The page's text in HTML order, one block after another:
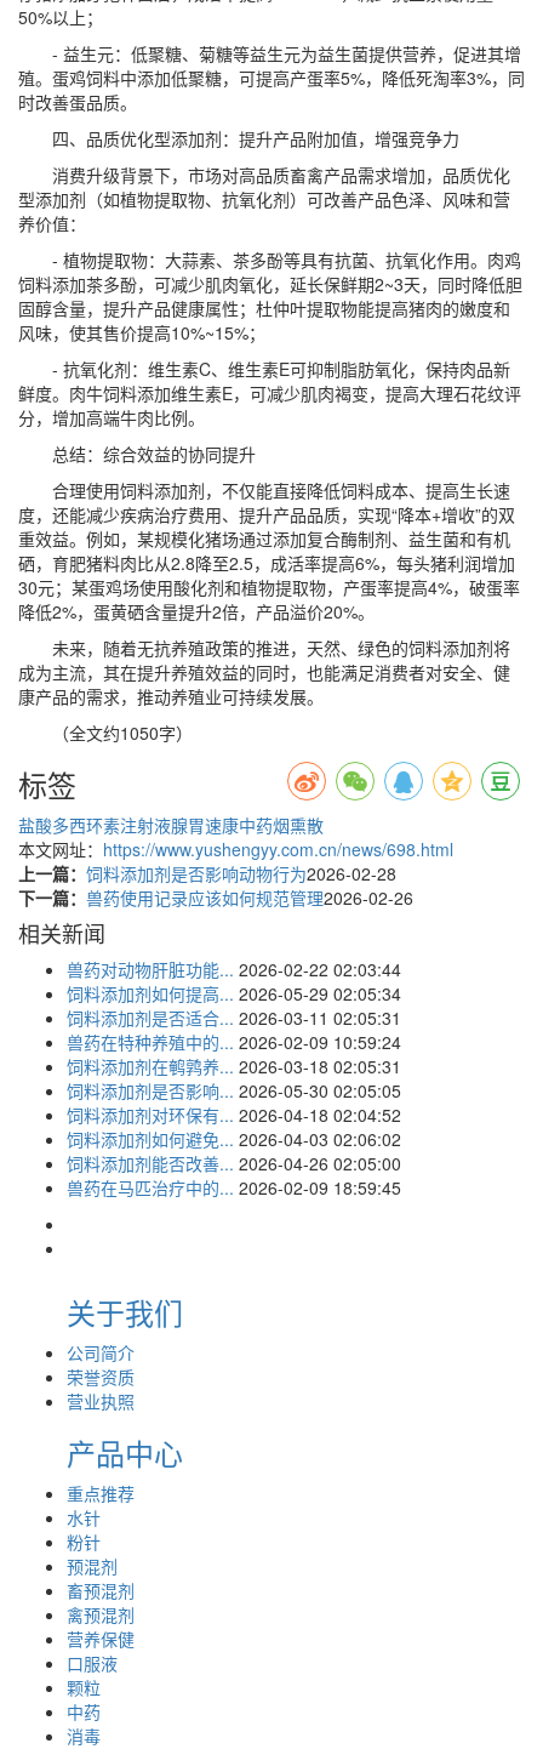
50%以上；
- 益生元：低聚糖、菊糖等益生元为益生菌提供营养，促进其增
殖。蛋鸡饲料中添加低聚糖，可提高产蛋率5%，降低死淘率3%，同
时改善蛋品质。
四、品质优化型添加剂：提升产品附加值，增强竞争力
消费升级背景下，市场对高品质畜禽产品需求增加，品质优化
型添加剂（如植物提取物、抗氧化剂）可改善产品色泽、风味和营
养价值：
- 植物提取物：大蒜素、茶多酚等具有抗菌、抗氧化作用。肉鸡
饲料添加茶多酚，可减少肌肉氧化，延长保鲜期2~3天，同时降低胆
固醇含量，提升产品健康属性；杜仲叶提取物能提高猪肉的嫩度和
风味，使其售价提高10%~15%；
- 抗氧化剂：维生素C、维生素E可抑制脂肪氧化，保持肉品新
鲜度。肉牛饲料添加维生素E，可减少肌肉褐变，提高大理石花纹评
分，增加高端牛肉比例。
总结：综合效益的协同提升
合理使用饲料添加剂，不仅能直接降低饲料成本、提高生长速
度，还能减少疾病治疗费用、提升产品品质，实现“降本+增收”的双
重效益。例如，某规模化猪场通过添加复合酶制剂、益生菌和有机
硒，育肥猪料肉比从2.8降至2.5，成活率提高6%，每头猪利润增加
30元；某蛋鸡场使用酸化剂和植物提取物，产蛋率提高4%，破蛋率
降低2%，蛋黄硒含量提升2倍，产品溢价20%。
未来，随着无抗养殖政策的推进，天然、绿色的饲料添加剂将
成为主流，其在提升养殖效益的同时，也能满足消费者对安全、健
康产品的需求，推动养殖业可持续发展。
（全文约1050字）
标签
盐酸多西环素注射液腺胃速康中药烟熏散
本文网址： https://www.yushengyy.com.cn/news/698.html
上一篇： 饲料添加剂是否影响动物行为2026-02-28
下一篇： 兽药使用记录应该如何规范管理2026-02-26
相关新闻
兽药对动物肝脏功能... 2026-02-22 02:03:44
饲料添加剂如何提高... 2026-05-29 02:05:34
饲料添加剂是否适合... 2026-03-11 02:05:31
兽药在特种养殖中的... 2026-02-09 10:59:24
饲料添加剂在鹌鹑养... 2026-03-18 02:05:31
饲料添加剂是否影响... 2026-05-30 02:05:05
饲料添加剂对环保有... 2026-04-18 02:04:52
饲料添加剂如何避免... 2026-04-03 02:06:02
饲料添加剂能否改善... 2026-04-26 02:05:00
兽药在马匹治疗中的... 2026-02-09 18:59:45
关于我们
公司简介
荣誉资质
营业执照
产品中心
重点推荐
水针
粉针
预混剂
畜预混剂
禽预混剂
营养保健
口服液
颗粒
中药
消毒